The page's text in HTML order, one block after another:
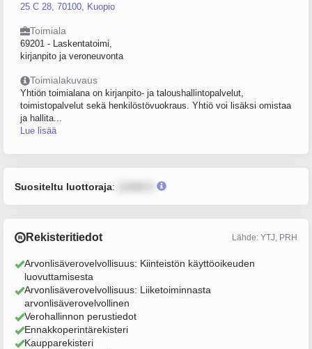
25 C 28, 70100, Kuopio
Toimiala
69201 - Laskentatoimi,
kirjanpito ja veroneuvonta
Toimialakuvaus
Yhtiön toimialana on kirjanpito- ja taloushallintopalvelut,
toimistopalvelut sekä henkilöstövuokraus. Yhtiö voi lisäksi omistaa
ja hallita...
Lue lisää
Suositeltu luottoraja:
Rekisteritiedot Lähde: YTJ, PRH
Arvonlisäverovelvollisuus: Kiinteistön käyttöoikeuden
luovuttamisesta
Arvonlisäverovelvollisuus: Liiketoiminnasta
arvonlisäverovelvollinen
Verohallinnon perustiedot
Ennakkoperintärekisteri
Kaupparekisteri